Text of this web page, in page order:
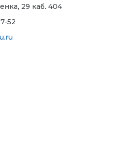
29 каб. 404
52